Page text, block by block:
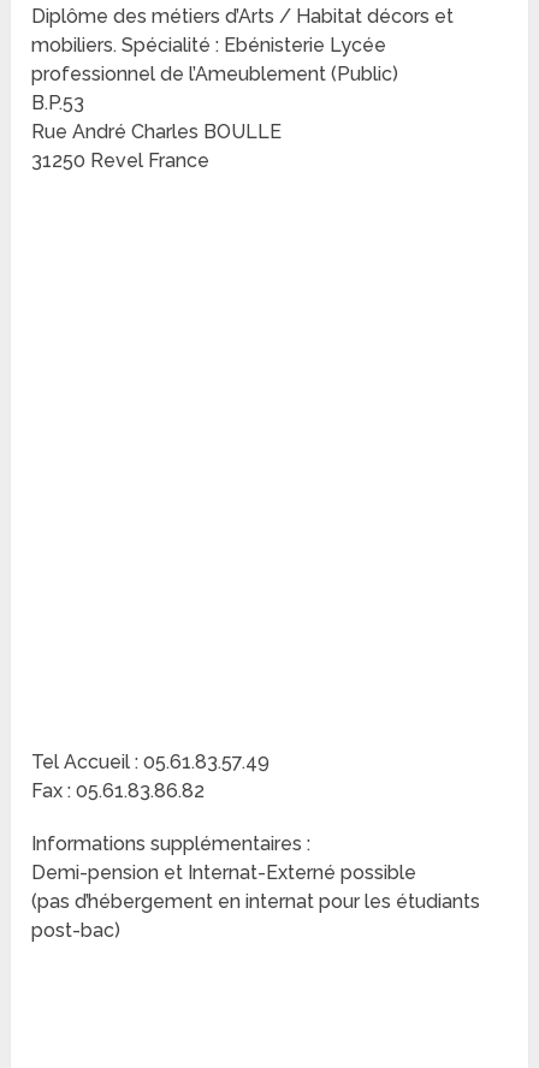
Diplôme des métiers d’Arts / Habitat décors et
mobiliers. Spécialité : Ebénisterie Lycée
professionnel de l’Ameublement (Public)
B.P.53
Rue André Charles BOULLE
31250 Revel France
Tel Accueil : 05.61.83.57.49
Fax : 05.61.83.86.82
Informations supplémentaires :
Demi-pension et Internat-Externé possible
(pas d’hébergement en internat pour les étudiants
post-bac)